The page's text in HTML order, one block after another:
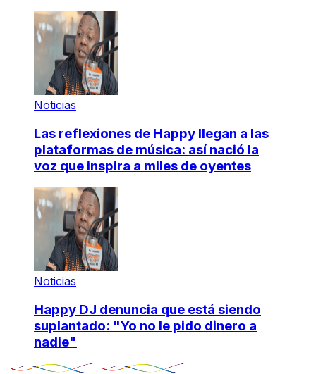
Noticias
Las reflexiones de Happy llegan a las
plataformas de música: así nació la
voz que inspira a miles de oyentes
Noticias
Happy DJ denuncia que está siendo
suplantado: "Yo no le pido dinero a
nadie"